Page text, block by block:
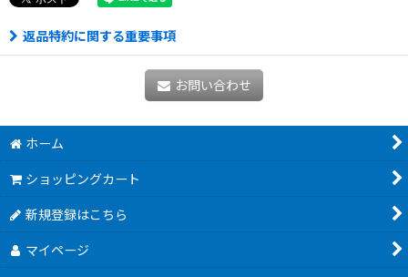
返品特約に関する重要事項
お問い合わせ
ホーム
ショッピングカート
新規登録はこちら
マイページ